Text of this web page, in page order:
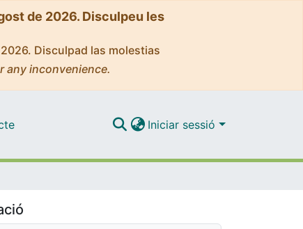
de 2026. Disculpeu les
Disculpad las molestias
any inconvenience.
Iniciar sessió